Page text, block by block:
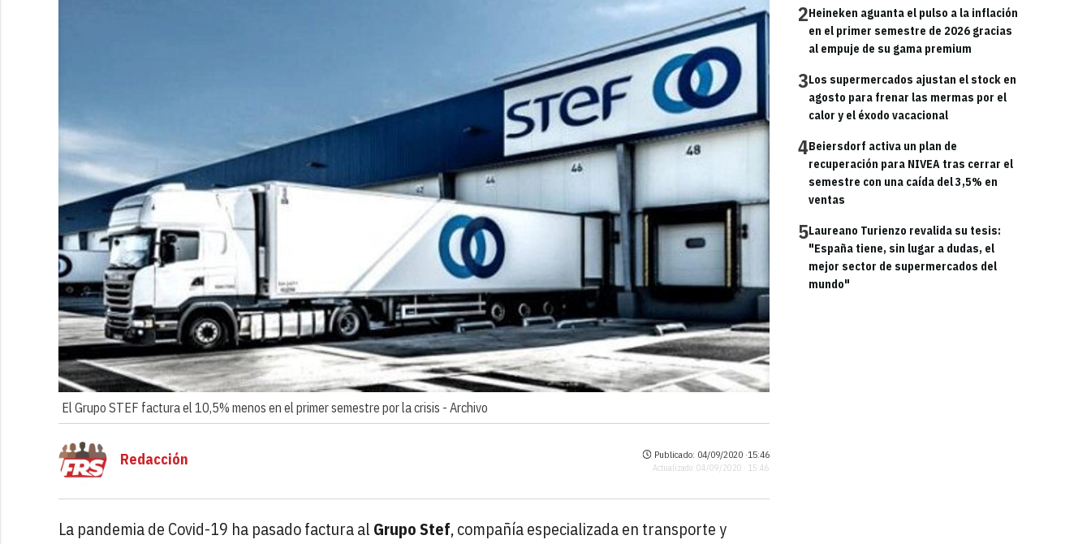
El Grupo STEF factura el 10,5% menos en el primer semestre por la crisis - Archivo
2Heineken aguanta el pulso a la inflación
en el primer semestre de 2026 gracias
al empuje de su gama premium
3Los supermercados ajustan el stock en
agosto para frenar las mermas por el
calor y el éxodo vacacional
4Beiersdorf activa un plan de
recuperación para NIVEA tras cerrar el
semestre con una caída del 3,5% en
ventas
5Laureano Turienzo revalida su tesis:
"España tiene, sin lugar a dudas, el
mejor sector de supermercados del
mundo"
Redacción Publicado: 04/09/2020 ·15:46
Actualizado: 04/09/2020 · 15:46
La pandemia de Covid-19 ha pasado factura al Grupo Stef, compañía especializada en transporte y